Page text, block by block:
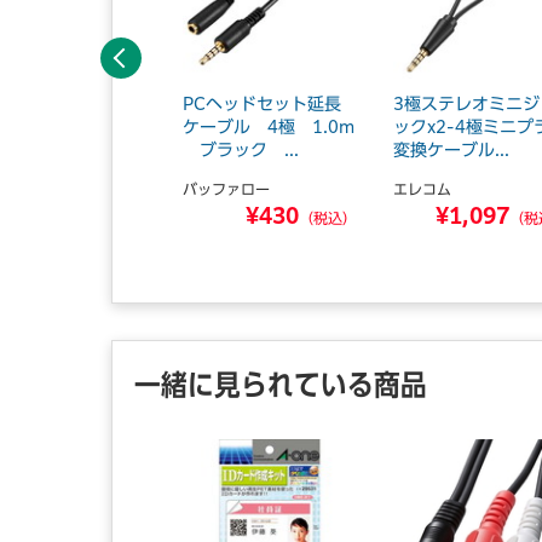
PCヘッドセット延長
ケーブル 4極 1.0m
ブラック ...
バッファロー
¥430 （税込）
3極ステレオミニ
ックx2-4極ミニプ
変換ケーブル...
エレコム
¥1,097 （
前へ
一緒に見られている商品